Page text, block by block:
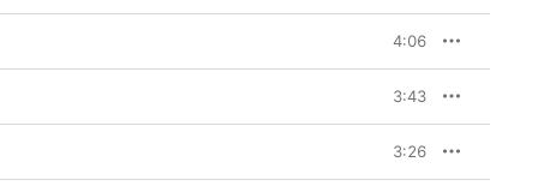
4:06
3:43
3:26